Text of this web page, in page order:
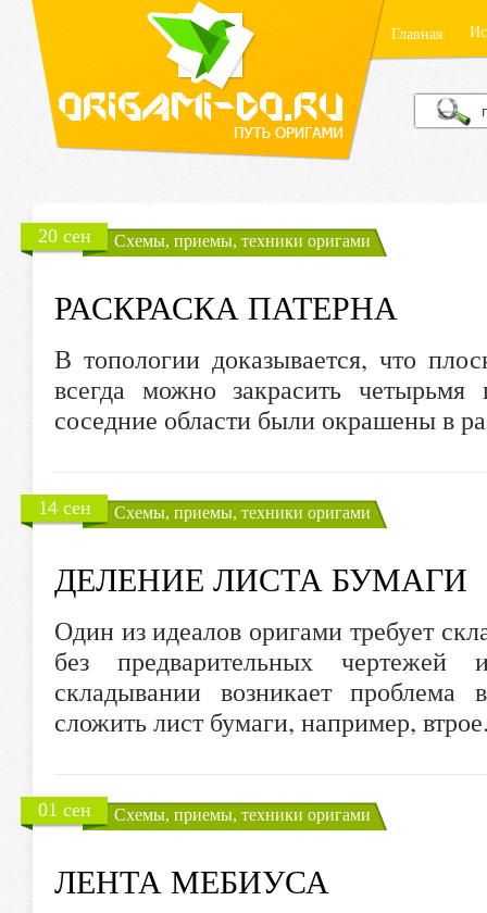
Главная
20 сен Схемы, приемы, техники оригами
РАСКРАСКА ПАТЕРНА
В топологии доказывается, что
всегда можно закрасить
соседние области были окрашены в
14 сен Схемы, приемы, техники оригами
ДЕЛЕНИЕ ЛИСТА БУМАГИ
Один из идеалов оригами требует
без предварительных
складывании возникает проблема
сложить лист бумаги, например,
01 сен Схемы, приемы, техники оригами
ЛЕНТА МЕБИУСА